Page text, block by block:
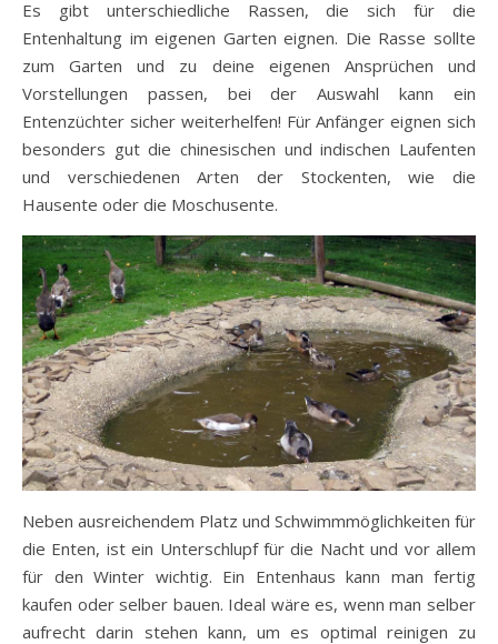
Es gibt unterschiedliche Rassen, die sich für die
Entenhaltung im eigenen Garten eignen. Die Rasse sollte
zum Garten und zu deine eigenen Ansprüchen und
Vorstellungen passen, bei der Auswahl kann ein
Entenzüchter sicher weiterhelfen! Für Anfänger eignen sich
besonders gut die chinesischen und indischen Laufenten
und verschiedenen Arten der Stockenten, wie die
Hausente oder die Moschusente.
Neben ausreichendem Platz und Schwimmmöglichkeiten für
die Enten, ist ein Unterschlupf für die Nacht und vor allem
für den Winter wichtig. Ein Entenhaus kann man fertig
kaufen oder selber bauen. Ideal wäre es, wenn man selber
aufrecht darin stehen kann, um es optimal reinigen zu